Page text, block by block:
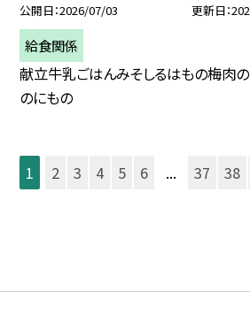
公開日 2026/07/03 更新日
給食関係
献立牛乳ごはんみそしるはもの梅肉
のにもの
1 2 3 4 5 6 ... 37 38